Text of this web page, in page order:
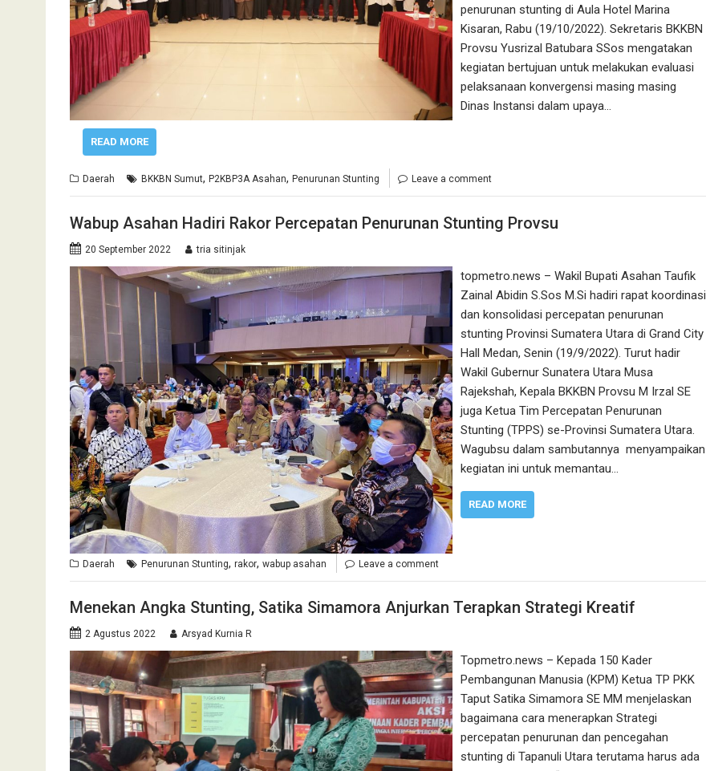
penurunan stunting di Aula Hotel Marina
Kisaran, Rabu (19/10/2022). Sekretaris BKKBN
Provsu Yusrizal Batubara SSos mengatakan
kegiatan bertujuan untuk melakukan evaluasi
pelaksanaan konvergensi masing masing
Dinas Instansi dalam upaya…
READ MORE
Daerah BKKBN Sumut, P2KBP3A Asahan, Penurunan Stunting Leave a comment
Wabup Asahan Hadiri Rakor Percepatan Penurunan Stunting Provsu
20 September 2022 tria sitinjak
topmetro.news – Wakil Bupati Asahan Taufik
Zainal Abidin S.Sos M.Si hadiri rapat koordinasi
dan konsolidasi percepatan penurunan
stunting Provinsi Sumatera Utara di Grand City
Hall Medan, Senin (19/9/2022). Turut hadir
Wakil Gubernur Sunatera Utara Musa
Rajekshah, Kepala BKKBN Provsu M Irzal SE
juga Ketua Tim Percepatan Penurunan
Stunting (TPPS) se-Provinsi Sumatera Utara.
Wagubsu dalam sambutannya menyampaikan
kegiatan ini untuk memantau…
READ MORE
Daerah Penurunan Stunting, rakor, wabup asahan Leave a comment
Menekan Angka Stunting, Satika Simamora Anjurkan Terapkan Strategi Kreatif
2 Agustus 2022 Arsyad Kurnia R
Topmetro.news – Kepada 150 Kader
Pembangunan Manusia (KPM) Ketua TP PKK
Taput Satika Simamora SE MM menjelaskan
bagaimana cara menerapkan Strategi
percepatan penurunan dan pencegahan
stunting di Tapanuli Utara terutama harus ada